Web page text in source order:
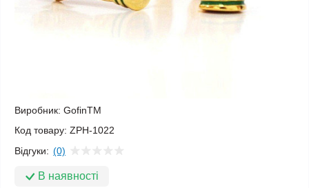
Виробник: GofinTM
Код товару: ZPH-1022
Відгуки: (0)
В наявності